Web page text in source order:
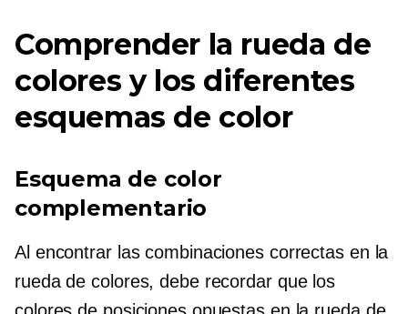
Comprender la rueda de
colores y los diferentes
esquemas de color
Esquema de color
complementario
Al encontrar las combinaciones correctas en la
rueda de colores, debe recordar que los